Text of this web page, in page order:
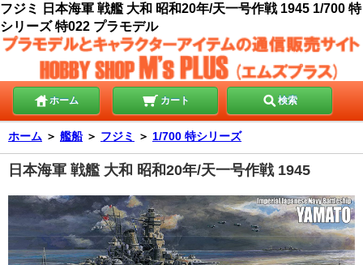
フジミ 日本海軍 戦艦 大和 昭和20年/天一号作戦 1945 1/700 特
シリーズ 特022 プラモデル
ホーム カート 検索
ホーム ＞ 艦船＞ フジミ ＞ 1/700 特シリーズ
日本海軍 戦艦 大和 昭和20年/天一号作戦 1945